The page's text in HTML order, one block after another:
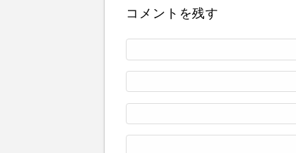
コメントを残す